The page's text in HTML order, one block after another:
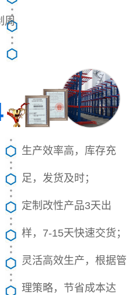
周
生产效率高，库存充
足，发货及时；
定制改性产品3天出
样，7-15天快速交货；
灵活高效生产，根据管
理策略，节省成本达